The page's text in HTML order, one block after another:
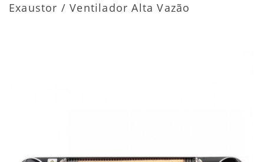
Exaustor / Ventilador Alta Vazão